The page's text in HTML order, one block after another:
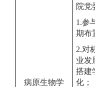
病原生物学
院党
1.参
期布
2.对
业发
搭建
化；